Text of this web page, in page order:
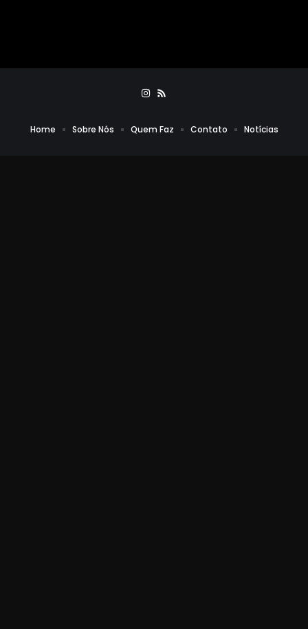
Home Sobre Nós Quem Faz Contato Notícias